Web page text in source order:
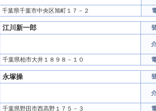
千葉県千葉市中央区旭町１７－２
江川新一郎
千葉県柏市大井１８９８－１０
永塚操
千葉県野田市西高野１７５－３